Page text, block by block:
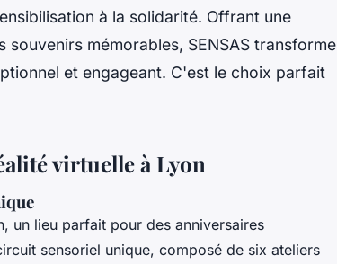
à la solidarité. Offrant une
mémorables, SENSAS transforme
et engageant. C'est le choix parfait
virtuelle à Lyon
un lieu parfait pour des anniversaires
sensoriel unique, composé de six ateliers